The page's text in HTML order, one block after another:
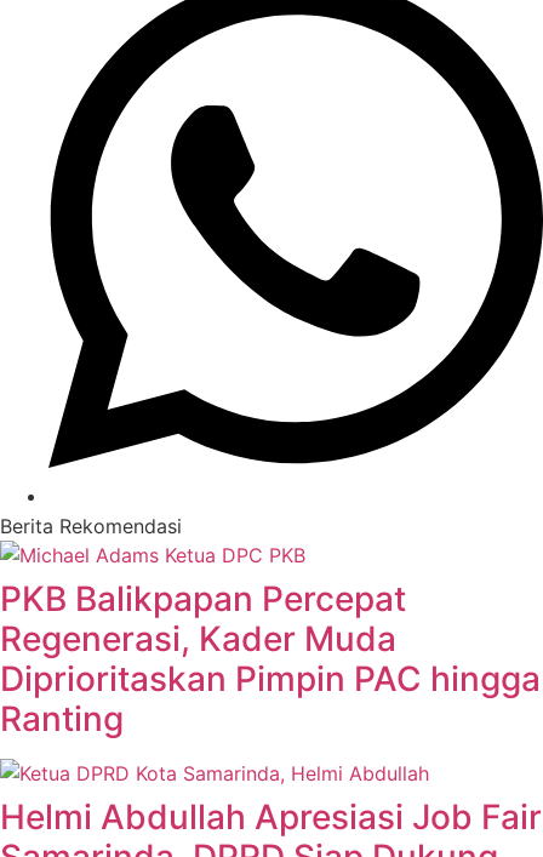
Berita Rekomendasi
PKB Balikpapan Percepat
Regenerasi, Kader Muda
Diprioritaskan Pimpin PAC hingga
Ranting
Helmi Abdullah Apresiasi Job Fair